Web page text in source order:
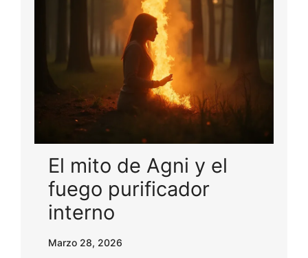
El mito de Agni y el
fuego purificador
interno
Marzo 28, 2026